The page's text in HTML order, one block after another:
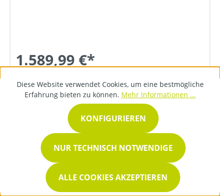
1.589,99 €*
DETAILS
Diese Website verwendet Cookies, um eine bestmögliche
Erfahrung bieten zu können. Mehr Informationen ...
NUR TECHNISCH NOTWENDIGE
KONFIGURIEREN
ALLE COOKIES AKZEPTIEREN